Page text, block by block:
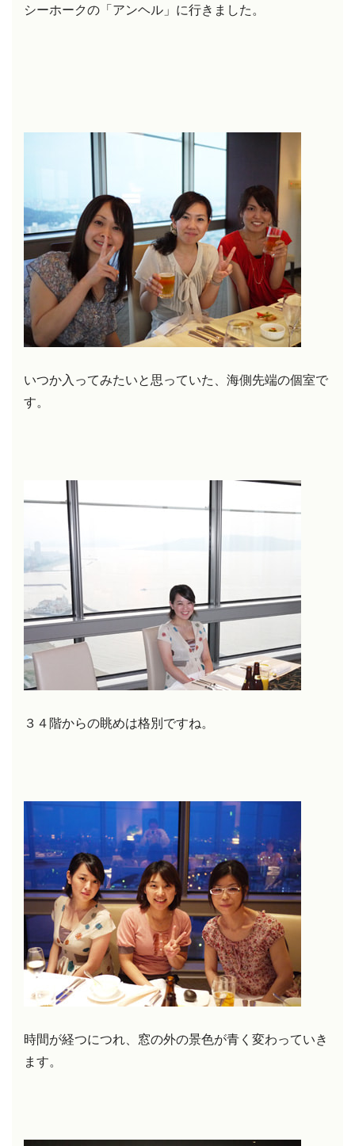
シーホークの「アンヘル」に行きました。
いつか入ってみたいと思っていた、海側先端の個室で
す。
３４階からの眺めは格別ですね。
時間が経つにつれ、窓の外の景色が青く変わっていき
ます。